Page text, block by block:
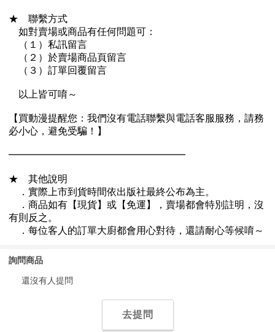
詢問商品
還沒有人提問
去提問